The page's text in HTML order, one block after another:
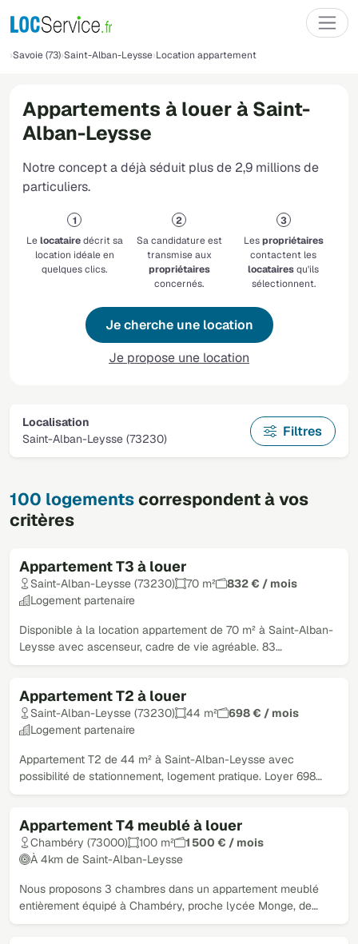
Savoie (73) Saint-Alban-Leysse Location appartement
Appartements à louer à Saint-
Alban-Leysse
Notre concept a déjà séduit plus de 2,9 millions de
particuliers.
Lelocatairedécrit sa
location idéale en
quelques clics.
Sa candidature est
transmise aux
propriétaires
concernés.
Lespropriétaires
contactent les
locatairesqu'ils
sélectionnent.
Je cherche une location
Je propose une location
Localisation
Saint-Alban-Leysse (73230)
Filtres
100 logementscorrespondent à vos
critères
Appartement T3 à louer
Saint-Alban-Leysse (73230) 70 m²
832 € / mois
Logement partenaire
Disponible à la location appartement de 70 m² à Saint-Alban-
Leysse avec ascenseur, cadre de vie agréable. 83…
Appartement T2 à louer
Saint-Alban-Leysse (73230) 44 m²
698 € / mois
Logement partenaire
Appartement T2 de 44 m² à Saint-Alban-Leysse avec
possibilité de stationnement, logement pratique. Loyer 698…
Appartement T4 meublé à louer
Chambéry (73000) 100 m²
1 500 € / mois
À 4km de Saint-Alban-Leysse
Nous proposons 3 chambres dans un appartement meublé
entièrement équipé à Chambéry, proche lycée Monge, de…